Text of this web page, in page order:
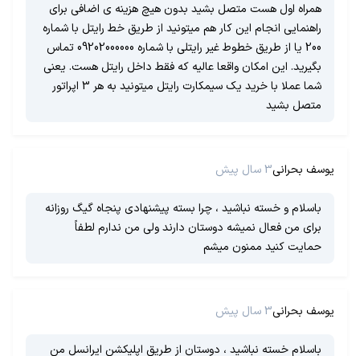
همراه اول هست متصل بشید بدون هیچ هزینه ی اضافی برای
راهنمایی انجام این کار هم میتونید از طریق خط رایتل با شماره
200 یا از طریق خطوط غیر رایتلی با شماره 09202000000 تماس
بگیرید. این امکان واقعا عالیه که فقط داخل رایتل هست. یعنی
شما عملا با خرید یک سیمکارت رایتل میتونید به هر 3 اپراتور
متصل بشید
یوسف بحرانی3 سال پیش
باسلام و خسته نباشید ، چرا بسته پیشنهادی پنجاه گیگ روزانه
برای من فعال نمیشه دوستان دارند ولی من ندارم لطفاً
حمایت کنید ممنون میشم
یوسف بحرانی3 سال پیش
باسلام خسته نباشید ، دوستان از طریق اپلیکشن ایرانسل من